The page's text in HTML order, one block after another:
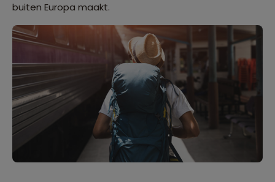
buiten Europa maakt.